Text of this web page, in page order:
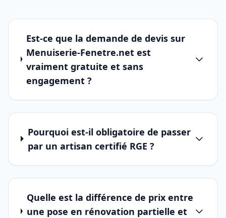
Est-ce que la demande de devis sur
Menuiserie-Fenetre.net est
vraiment gratuite et sans
engagement ?
Pourquoi est-il obligatoire de passer
par un artisan certifié RGE ?
Quelle est la différence de prix entre
une pose en rénovation partielle et